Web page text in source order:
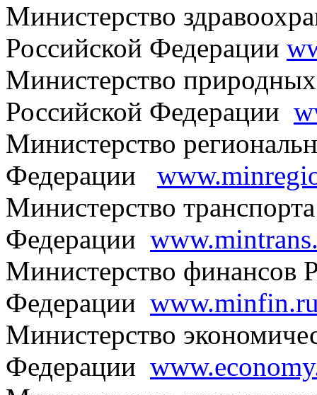
Министерство
Российской Федерации
Министерство
Российской Федерации
Министерство
Федерации
Министерство
Федерации
Министерство финансов
Федерации
Министерство
Федерации